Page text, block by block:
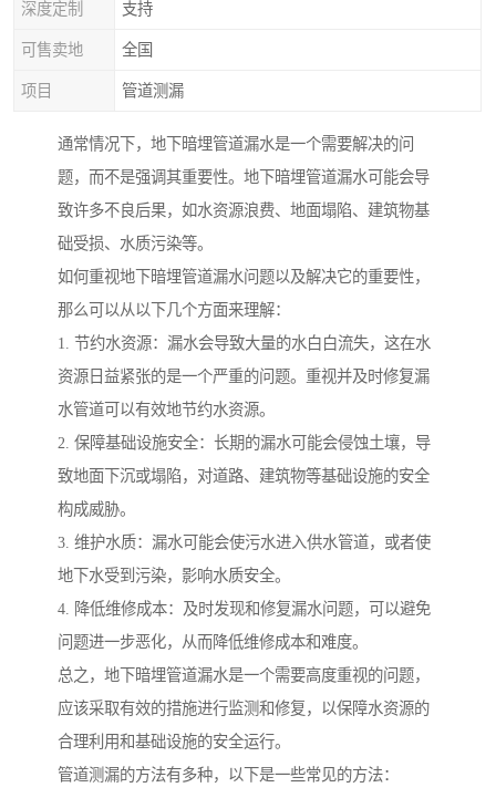
深度定制 支持
可售卖地 全国
项目 管道测漏
通常情况下，地下暗埋管道漏水是一个需要解决的问
题，而不是强调其重要性。地下暗埋管道漏水可能会导
致许多不良后果，如水资源浪费、地面塌陷、建筑物基
础受损、水质污染等。
如何重视地下暗埋管道漏水问题以及解决它的重要性，
那么可以从以下几个方面来理解：
1. 节约水资源：漏水会导致大量的水白白流失，这在水
资源日益紧张的是一个严重的问题。重视并及时修复漏
水管道可以有效地节约水资源。
2. 保障基础设施安全：长期的漏水可能会侵蚀土壤，导
致地面下沉或塌陷，对道路、建筑物等基础设施的安全
构成威胁。
3. 维护水质：漏水可能会使污水进入供水管道，或者使
地下水受到污染，影响水质安全。
4. 降低维修成本：及时发现和修复漏水问题，可以避免
问题进一步恶化，从而降低维修成本和难度。
总之，地下暗埋管道漏水是一个需要高度重视的问题，
应该采取有效的措施进行监测和修复，以保障水资源的
合理利用和基础设施的安全运行。
管道测漏的方法有多种，以下是一些常见的方法：